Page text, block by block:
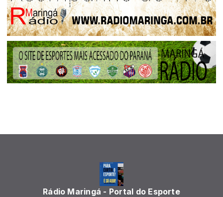
Rádio Maringá - Portal do Esporte